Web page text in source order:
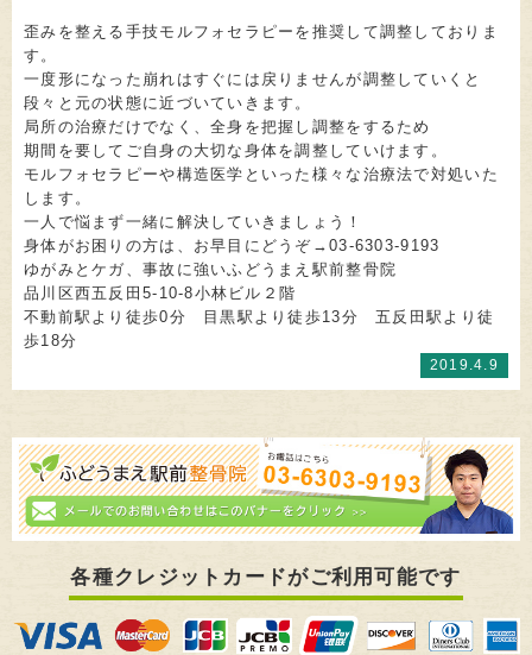
歪みを整える手技モルフォセラピーを推奨して調整しておりま
す。
一度形になった崩れはすぐには戻りませんが調整していくと
段々と元の状態に近づいていきます。
局所の治療だけでなく、全身を把握し調整をするため
期間を要してご自身の大切な身体を調整していけます。
モルフォセラピーや構造医学といった様々な治療法で対処いた
します。
一人で悩まず一緒に解決していきましょう！
身体がお困りの方は、お早目にどうぞ→03-6303-9193
ゆがみとケガ、事故に強いふどうまえ駅前整骨院
品川区西五反田5-10-8小林ビル２階
不動前駅より徒歩0分 目黒駅より徒歩13分 五反田駅より徒
歩18分
2019.4.9
各種クレジットカードがご利用可能です